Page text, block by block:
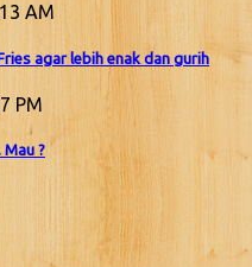
AM
agar lebih enak dan gurih
PM
?